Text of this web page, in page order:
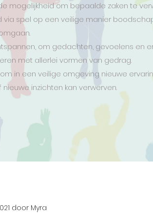
mogelijkheid om bepaalde zaken te
via spel op een veilige manier
om gedachten, gevoelens en
met allerlei vormen van gedrag.
in een veilige omgeving nieuwe
inzichten kan verwerven.
door Myra